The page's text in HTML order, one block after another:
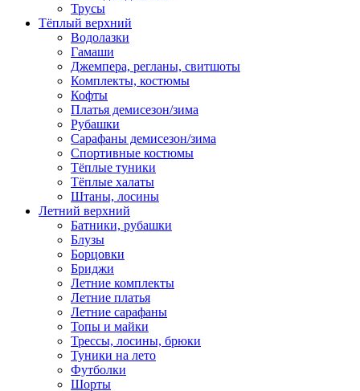
Трусы
Тёплый верхний
Водолазки
Гамаши
Джемпера, регланы, свитшоты
Комплекты, костюмы
Кофты
Платья демисезон/зима
Рубашки
Сарафаны демисезон/зима
Спортивные костюмы
Тёплые туники
Тёплые халаты
Штаны, лосины
Летний верхний
Батники, рубашки
Блузы
Борцовки
Бриджи
Летние комплекты
Летние платья
Летние сарафаны
Топы и майки
Трессы, лосины, брюки
Туники на лето
Футболки
Шорты